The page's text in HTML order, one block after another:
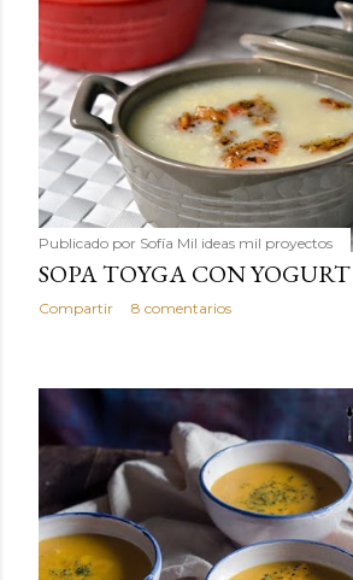
Publicado por Sofía Mil ideas mil proyectos
SOPA TOYGA CON YOGURT
Compartir 8 comentarios